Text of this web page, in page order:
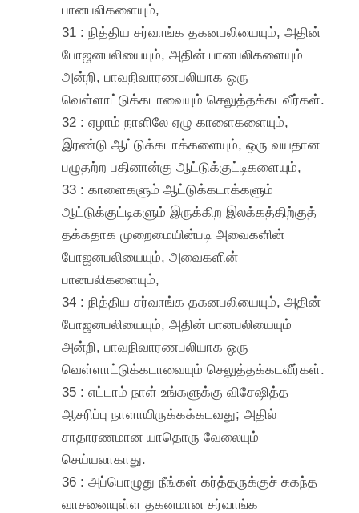
பானபலிகளையும்,
31 : நித்திய சர்வாங்க தகனபலியையும், அதின்
போஜனபலியையும், அதின் பானபலிகளையும்
அன்றி, பாவநிவாரணபலியாக ஒரு
வெள்ளாட்டுக்கடாவையும் செலுத்தக்கடவீர்கள்.
32 : ஏழாம் நாளிலே ஏழு காளைகளையும்,
இரண்டு ஆட்டுக்கடாக்களையும், ஒரு வயதான
பழுதற்ற பதினான்கு ஆட்டுக்குட்டிகளையும்,
33 : காளைகளும் ஆட்டுக்கடாக்களும்
ஆட்டுக்குட்டிகளும் இருக்கிற இலக்கத்திற்குத்
தக்கதாக முறைமையின்படி அவைகளின்
போஜனபலியையும், அவைகளின்
பானபலிகளையும்,
34 : நித்திய சர்வாங்க தகனபலியையும், அதின்
போஜனபலியையும், அதின் பானபலியையும்
அன்றி, பாவநிவாரணபலியாக ஒரு
வெள்ளாட்டுக்கடாவையும் செலுத்தக்கடவீர்கள்.
35 : எட்டாம் நாள் உங்களுக்கு விசேஷித்த
ஆசரிப்பு நாளாயிருக்கக்கடவது; அதில்
சாதாரணமான யாதொரு வேலையும்
செய்யலாகாது.
36 : அப்பொழுது நீங்கள் கர்த்தருக்குச் சுகந்த
வாசனையுள்ள தகனமான சர்வாங்க